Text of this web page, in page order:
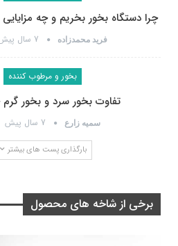
چرا دستگاه بخور بخریم و چه
فرید محمدزاده 7 سال پیش
بخور و مرطوب کننده
تفاوت بخور سرد و بخور
سمیه زارع 7 سال پیش
بارگذاری پست های بیشتر
برخی از شاخه های محصول